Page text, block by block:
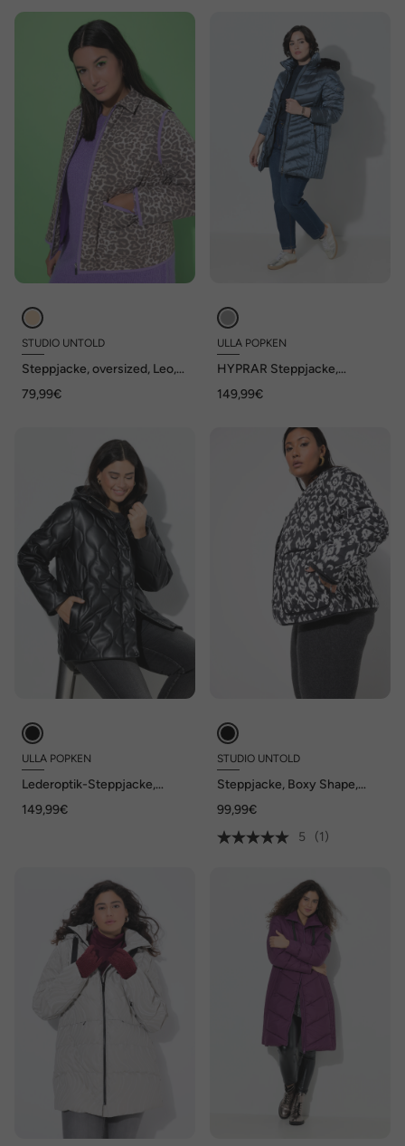
STUDIO UNTOLD
Steppjacke, oversized, Leo,
79,99€
ULLA POPKEN
HYPRAR Steppjacke,
Zipper
149,99€
ULLA POPKEN
Lederoptik-Steppjacke,
149,99€
STUDIO UNTOLD
Steppjacke, Boxy Shape,
99,99€
5
(1)